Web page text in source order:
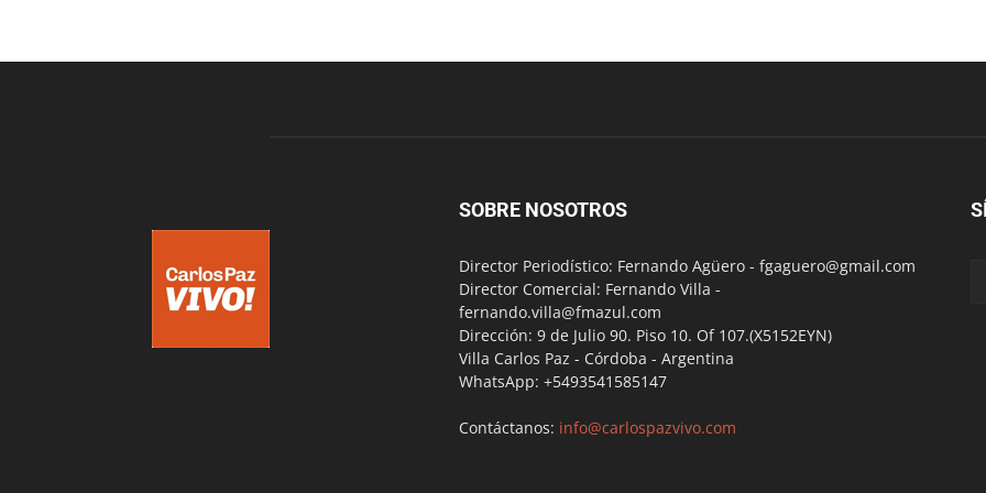
SOBRE NOSOTROS
Director Periodístico: Fernando Agüero - fgaguero@gmail.com
Director Comercial: Fernando Villa -
fernando.villa@fmazul.com
Dirección: 9 de Julio 90. Piso 10. Of 107.(X5152EYN)
Villa Carlos Paz - Córdoba - Argentina
WhatsApp: +5493541585147
Contáctanos: info@carlospazvivo.com